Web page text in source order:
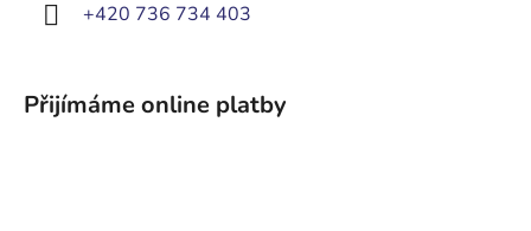
+420 736 734 403
Přijímáme online platby